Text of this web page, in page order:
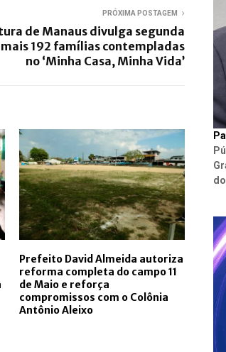
PRÓXIMA POSTAGEM
de Manaus divulga segunda
mais 192 famílias contempladas
no ‘Minha Casa, Minha Vida’
Prefeito David Almeida autoriza
reforma completa do campo 11
de Maio e reforça
compromissos com o Colônia
Antônio Aleixo